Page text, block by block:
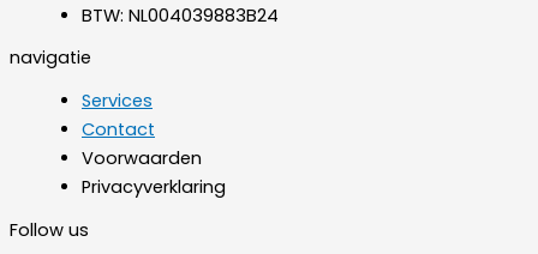
BTW: NL004039883B24
navigatie
Services
Contact
Voorwaarden
Privacyverklaring
Follow us